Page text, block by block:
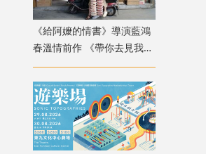
《給阿嬤的情書》導演藍鴻
春溫情前作 《帶你去見我
媽》暖心上映